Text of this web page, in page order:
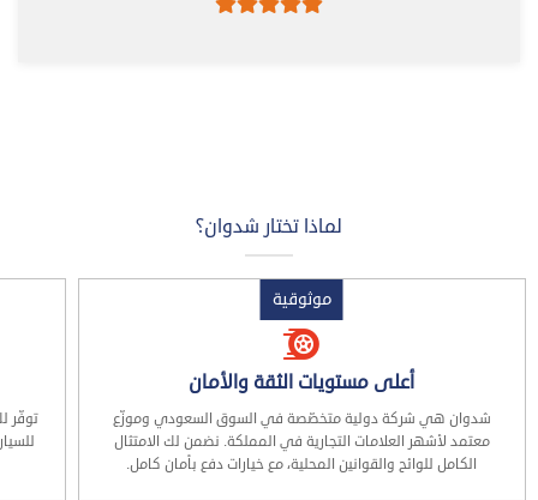
لماذا تختار شدوان؟
أعلى مستويات الثقة والأمان
شدوان هي شركة دولية متخصّصة في السوق السعودي وموزّع
معتمد لأشهر العلامات التجارية في المملكة. نضمن لك الامتثال
الكامل للوائح والقوانين المحلية، مع خيارات دفع بأمان كامل.
موثوقية
توفّر